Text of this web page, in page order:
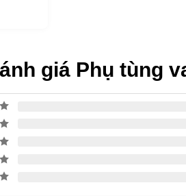
giá Phụ tùng